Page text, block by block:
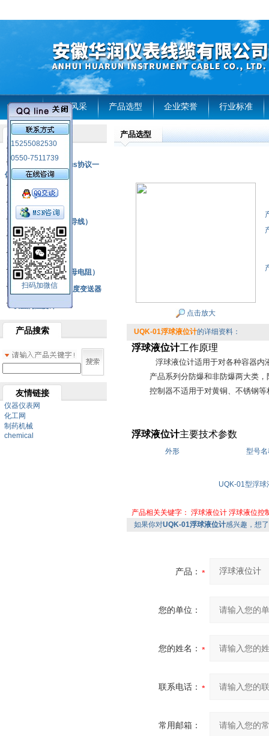
首页 企业风采 产品选型 企业荣誉 行业标准
15255082530
0550-7511739
扫码加微信
产品列表
RS485通讯modbus协议一
体化现场智能仪表
热电偶
压力式温度计
热电偶补偿电缆（导线）
振动传感器
热电阻
铂热电阻元件（云母电阻）
SBW系列一体化温度变送器
双金属温度计
产品搜索
友情链接
仪器仪表网
化工网
制药机械
chemical
产品选型
点击放大
UQK-01浮球液位计的详细资料：
浮球液位计工作原理
浮球液位计适用于对各种容器内液
产品系列分防爆和非防爆两大类，
控制器不适用于对黄铜、不锈钢等
浮球液位计主要技术参数
外形 型号
UQK-01型浮球
产品相关关键字： 浮球液位计 浮球液位控
如果你对UQK-01浮球液位计感兴趣，想
产品：
您的单位：
您的姓名：
联系电话：
常用邮箱：